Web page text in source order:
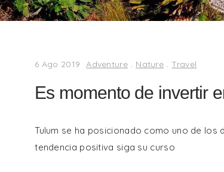
6 Ago 2019 Adventure . Nature . Travel
Es momento de invertir
Tulum se ha posicionado como uno de
tendencia positiva siga su curso